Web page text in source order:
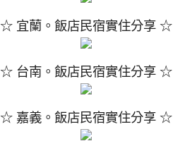
☆ 宜蘭。飯店民宿實住分享 ☆
☆ 台南。飯店民宿實住分享 ☆
☆ 嘉義。飯店民宿實住分享 ☆